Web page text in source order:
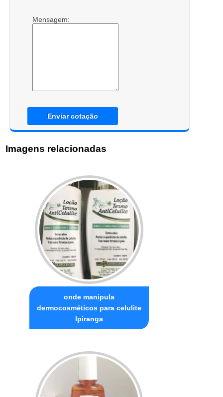
Mensagem:
Enviar cotação
Imagens relacionadas
onde manipula
dermocosméticos para celulite
Ipiranga